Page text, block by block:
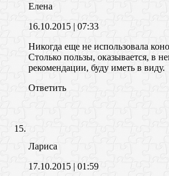
Елена
16.10.2015 | 07:33
Никогда еще не использовала
Столько пользы, оказывается, в
рекомендации, буду иметь в виду.
Ответить
Лариса
17.10.2015 | 01:59